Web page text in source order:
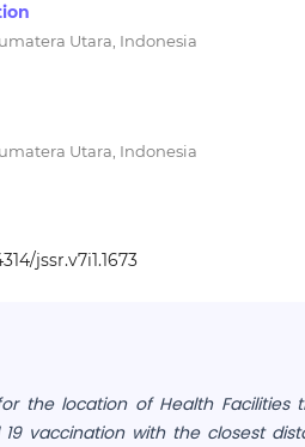
Utara, Indonesia
Utara, Indonesia
jssr.v7i1.1673
the location of Health Facilities
vaccination with the closest